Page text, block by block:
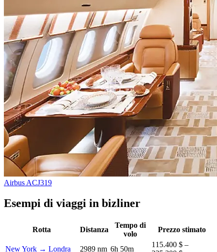
Airbus ACJ319
Esempi di viaggi in bizliner
Rotta Distanza
Tempo di
volo
Prezzo stimato
New York → Londra 2989 nm 6h 50m
115.400 $ –